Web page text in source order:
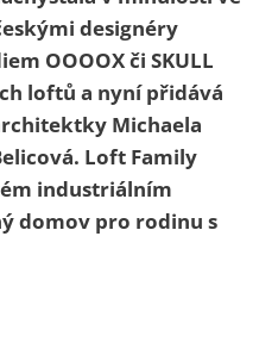
designéry
OOOOX či SKULL
loftů a nyní přidává
Michaela
Loft Family
industriálním
domov pro rodinu s